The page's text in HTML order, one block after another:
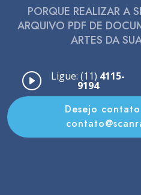
PORQUE REALIZAR A
ARQUIVO PDF DE
ARTES DA
Ligue: (11) 4115-
9194
Desejo